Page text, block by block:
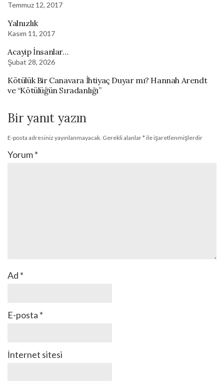
Temmuz 12, 2017
Yalnızlık
Kasım 11, 2017
Acayip İnsanlar…
Şubat 28, 2026
Kötülük Bir Canavara İhtiyaç Duyar mı? Hannah Arendt
ve “Kötülüğün Sıradanlığı”
Bir yanıt yazın
E-posta adresiniz yayınlanmayacak. Gerekli alanlar*ile işaretlenmişlerdir
Yorum*
Ad *
E-posta *
İnternet sitesi